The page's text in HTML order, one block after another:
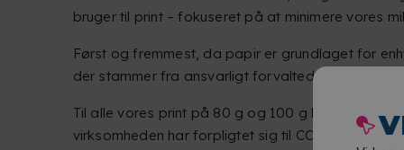
bruger til print – fokuseret på at minimere vores
Først og fremmest, da papir er grundlaget for
der stammer fra ansvarligt forvaltede skove og
Til alle vores print på 80 g og 100 g bruger vi
virksomheden har forpligtet sig til CO₂-